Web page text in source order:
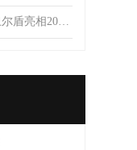
聚焦行业创新发展｜卫尔盾亮相2026中国橡胶工业协会鞋业分会会员大会暨制鞋行业技术论坛